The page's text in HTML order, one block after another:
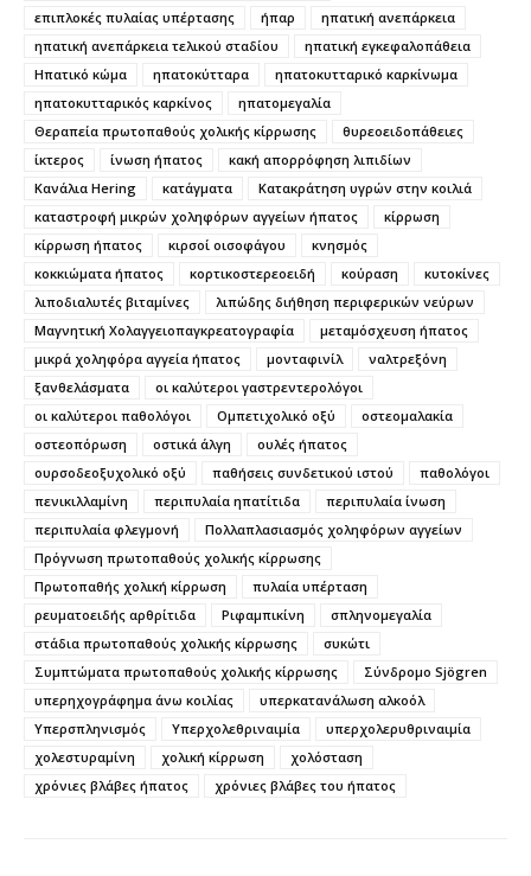
επιπλοκές πυλαίας υπέρτασης ήπαρ
ηπατική ανεπάρκεια
ηπατική ανεπάρκεια τελικού σταδίου
ηπατική εγκεφαλοπάθεια
Ηπατικό κώμα
ηπατοκύτταρα
ηπατοκυτταρικό καρκίνωμα
ηπατοκυτταρικός καρκίνος
ηπατομεγαλία
Θεραπεία πρωτοπαθούς χολικής κίρρωσης
θυρεοειδοπάθειες
ίκτερος
ίνωση ήπατος
κακή απορρόφηση λιπιδίων
Κανάλια Hering
κατάγματα
Κατακράτηση υγρών στην κοιλιά
καταστροφή μικρών χοληφόρων αγγείων ήπατος
κίρρωση
κίρρωση ήπατος
κιρσοί οισοφάγου
κνησμός
κοκκιώματα ήπατος
κορτικοστερεοειδή κούραση
κυτοκίνες
λιποδιαλυτές βιταμίνες
λιπώδης διήθηση περιφερικών νεύρων
Μαγνητική Χολαγγειοπαγκρεατογραφία
μεταμόσχευση ήπατος
μικρά χοληφόρα αγγεία ήπατος
μονταφινίλ
ναλτρεξόνη
ξανθελάσματα
οι καλύτεροι γαστρεντερολόγοι
οι καλύτεροι παθολόγοι
Ομπετιχολικό οξύ
οστεομαλακία
οστεοπόρωση
οστικά άλγη
ουλές ήπατος
ουρσοδεοξυχολικό οξύ
παθήσεις συνδετικού ιστού
παθολόγοι
πενικιλλαμίνη
περιπυλαία ηπατίτιδα
περιπυλαία ίνωση
περιπυλαία φλεγμονή
Πολλαπλασιασμός χοληφόρων αγγείων
Πρόγνωση πρωτοπαθούς χολικής κίρρωσης
Πρωτοπαθής χολική κίρρωση
πυλαία υπέρταση
ρευματοειδής αρθρίτιδα
Ριφαμπικίνη
σπληνομεγαλία
στάδια πρωτοπαθούς χολικής κίρρωσης
συκώτι
Συμπτώματα πρωτοπαθούς χολικής κίρρωσης
Σύνδρομο Sjögren
υπερηχογράφημα άνω κοιλίας
υπερκατανάλωση αλκοόλ
Υπερσπληνισμός
Υπερχολεθριναιμία
υπερχολερυθριναιμία
χολεστυραμίνη
χολική κίρρωση
χολόσταση
χρόνιες βλάβες ήπατος
χρόνιες βλάβες του ήπατος